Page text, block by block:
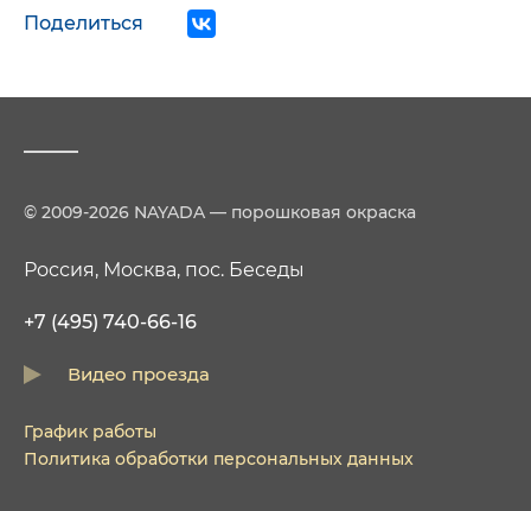
Поделиться
© 2009-2026 NAYADA — порошковая окраска
Россия, Москва, пос. Беседы
+7 (495) 740-66-16
Видео проезда
График работы
Политика обработки персональных данных